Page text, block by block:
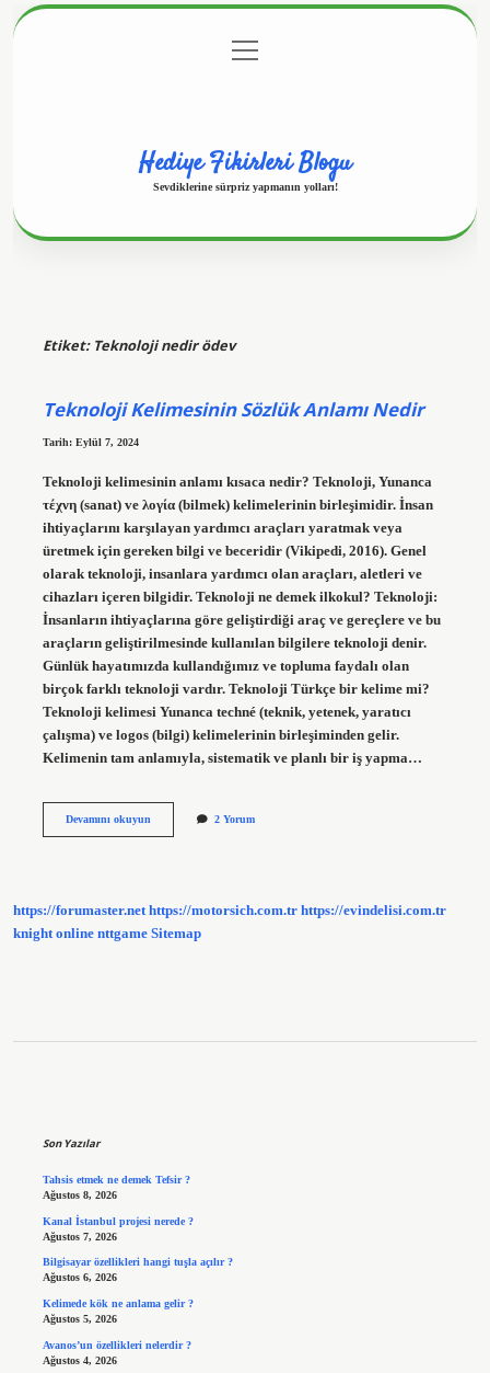
Gizlilik Politikası
menüyü
aç
Hediye Fikirleri Blogu
Sevdiklerine sürpriz yapmanın yolları!
Etiket: Teknoloji nedir ödev
Teknoloji Kelimesinin Sözlük Anlamı Nedir
Tarih: Eylül 7, 2024
Teknoloji kelimesinin anlamı kısaca nedir? Teknoloji, Yunanca
τέχνη (sanat) ve λογία (bilmek) kelimelerinin birleşimidir. İnsan
ihtiyaçlarını karşılayan yardımcı araçları yaratmak veya
üretmek için gereken bilgi ve beceridir (Vikipedi, 2016). Genel
olarak teknoloji, insanlara yardımcı olan araçları, aletleri ve
cihazları içeren bilgidir. Teknoloji ne demek ilkokul? Teknoloji:
İnsanların ihtiyaçlarına göre geliştirdiği araç ve gereçlere ve bu
araçların geliştirilmesinde kullanılan bilgilere teknoloji denir.
Günlük hayatımızda kullandığımız ve topluma faydalı olan
birçok farklı teknoloji vardır. Teknoloji Türkçe bir kelime mi?
Teknoloji kelimesi Yunanca techné (teknik, yetenek, yaratıcı
çalışma) ve logos (bilgi) kelimelerinin birleşiminden gelir.
Kelimenin tam anlamıyla, sistematik ve planlı bir iş yapma…
Devamını okuyunTeknoloji
2 Yorum
https://forumaster.net https://motorsich.com.tr https://evindelisi.com.tr
knight online nttgame Sitemap
Son Yazılar
Tahsis etmek ne demek Tefsir ?
Ağustos 8, 2026
Kanal İstanbul projesi nerede ?
Ağustos 7, 2026
Bilgisayar özellikleri hangi tuşla açılır ?
Ağustos 6, 2026
Kelimede kök ne anlama gelir ?
Ağustos 5, 2026
Avanos’un özellikleri nelerdir ?
Ağustos 4, 2026